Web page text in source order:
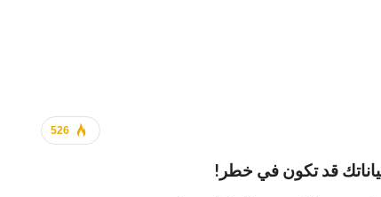
526
قد تكون في خطر!